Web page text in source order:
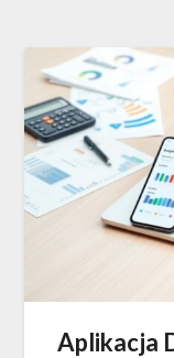
Aplikacja